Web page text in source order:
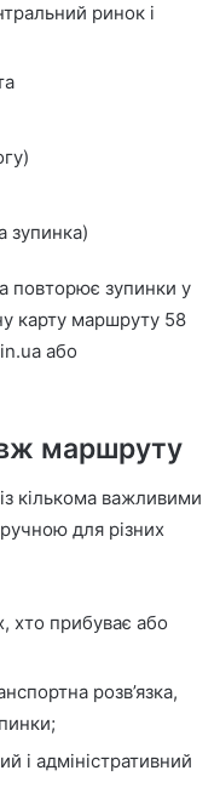
ринок і
зупинка)
повторює зупинки у
карту маршруту 58
або
маршруту
кількома важливими
для різних
хто прибуває або
розв’язка,
і адміністративний